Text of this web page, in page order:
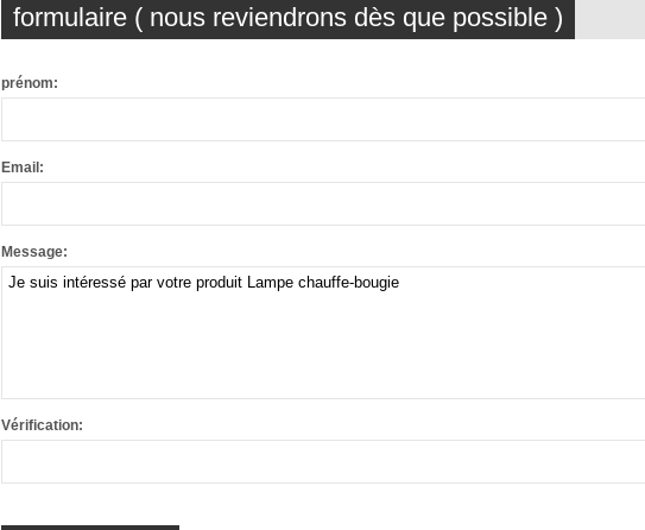
formulaire ( nous reviendrons dès que possible )
prénom:
Email:
Message:
Vérification: